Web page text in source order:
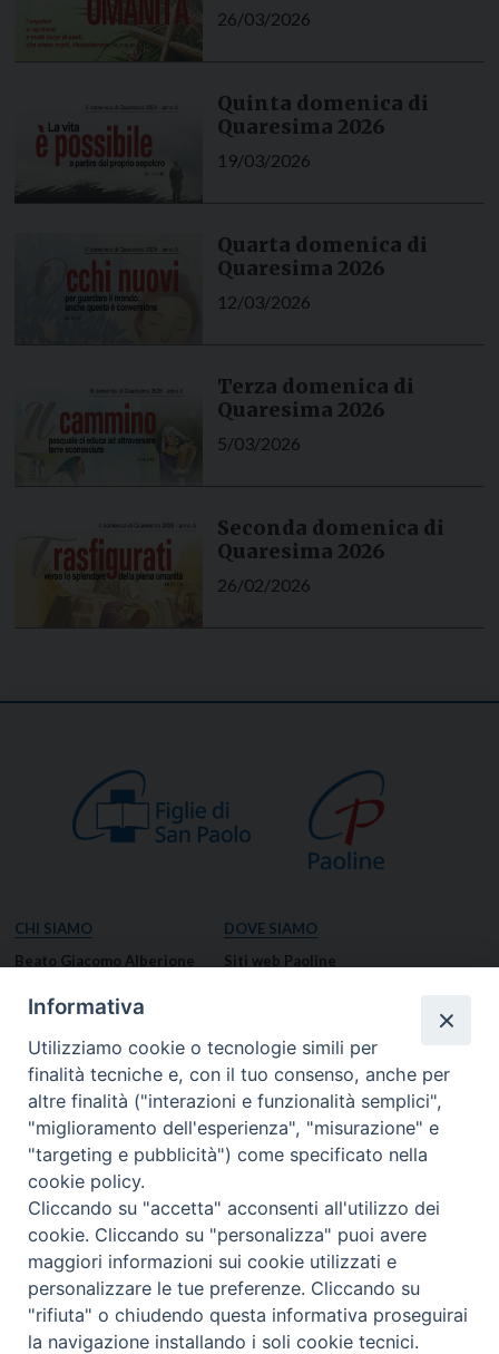
26/03/2026
Quinta domenica di
Quaresima 2026
19/03/2026
Quarta domenica di
Quaresima 2026
12/03/2026
Terza domenica di
Quaresima 2026
5/03/2026
Seconda domenica di
Quaresima 2026
26/02/2026
CHI SIAMO
Beato Giacomo Alberione
Missione Paolina
Luoghi delle Origini
Governo Generale
Famiglia Paolina
DOVE SIAMO
Siti web Paoline
Notizie dal governo generale
Notizie in breve
RISORSE
Preghiere
Bollettino – PaolineOnline
Foto
Video
I NOSTRI CONTATTI
Contatti
Informativa
Utilizziamo cookie o tecnologie simili per
finalità tecniche e, con il tuo consenso, anche per
altre finalità ("interazioni e funzionalità semplici",
"miglioramento dell'esperienza", "misurazione" e
"targeting e pubblicità") come specificato nella
cookie policy.
Cliccando su "accetta" acconsenti all'utilizzo dei
cookie. Cliccando su "personalizza" puoi avere
maggiori informazioni sui cookie utilizzati e
personalizzare le tue preferenze. Cliccando su
"rifiuta" o chiudendo questa informativa proseguirai
la navigazione installando i soli cookie tecnici.